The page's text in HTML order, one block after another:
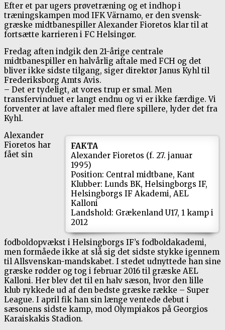
Efter et par ugers prøvetræning og et indhop i
træningskampen mod IFK Värnamo, er den svensk-
græske midtbanespiller Alexander Fioretos klar til at
fortsætte karrieren i FC Helsingør.
Fredag aften indgik den 21-årige centrale
midtbanespiller en halvårlig aftale med FCH og det
bliver ikke sidste tilgang, siger direktør Janus Kyhl til
Frederiksborg Amts Avis.
– Det er tydeligt, at vores trup er smal. Men
transfervinduet er langt endnu og vi er ikke færdige. Vi
forventer at lave aftaler med flere spillere, lyder det fra
Kyhl.
FAKTA
Alexander Fioretos (f. 27. januar
1995)
Position: Central midtbane, Kant
Klubber: Lunds BK, Helsingborgs IF,
Helsingborgs IF Akademi, AEL
Kalloni
Landshold: Grækenland U17, 1 kamp i
2012
Alexander
Fioretos har
fået sin
fodboldopvækst i Helsingborgs IF’s fodboldakademi,
men formåede ikke at slå sig det sidste stykke igennem
til Allsvenskan-mandskabet. I stedet udnyttede han sine
græske rødder og tog i februar 2016 til græske AEL
Kalloni. Her blev det til en halv sæson, hvor den lille
klub rykkede ud af den bedste græske række – Super
League. I april fik han sin længe ventede debut i
sæsonens sidste kamp, mod Olympiakos på Georgios
Karaiskakis Stadion.